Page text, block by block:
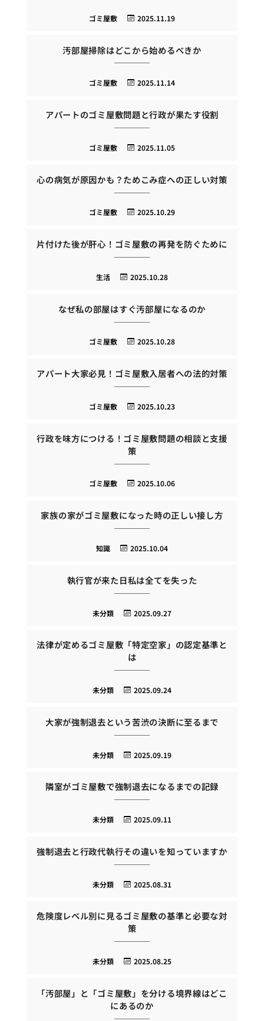
2025.11.19
ゴミ屋敷
汚部屋掃除はどこから始めるべきか
2025.11.14
ゴミ屋敷
アパートのゴミ屋敷問題と行政が果たす役割
2025.11.05
ゴミ屋敷
心の病気が原因かも？ためこみ症への正しい対策
2025.10.29
ゴミ屋敷
片付けた後が肝心！ゴミ屋敷の再発を防ぐために
2025.10.28
生活
なぜ私の部屋はすぐ汚部屋になるのか
2025.10.28
ゴミ屋敷
アパート大家必見！ゴミ屋敷入居者への法的対策
2025.10.23
ゴミ屋敷
行政を味方につける！ゴミ屋敷問題の相談と支援
策
2025.10.06
ゴミ屋敷
家族の家がゴミ屋敷になった時の正しい接し方
2025.10.04
知識
執行官が来た日私は全てを失った
2025.09.27
未分類
法律が定めるゴミ屋敷「特定空家」の認定基準と
は
2025.09.24
未分類
大家が強制退去という苦渋の決断に至るまで
2025.09.19
未分類
隣室がゴミ屋敷で強制退去になるまでの記録
2025.09.11
未分類
強制退去と行政代執行その違いを知っていますか
2025.08.31
未分類
危険度レベル別に見るゴミ屋敷の基準と必要な対
策
2025.08.25
未分類
「汚部屋」と「ゴミ屋敷」を分ける境界線はどこ
にあるのか